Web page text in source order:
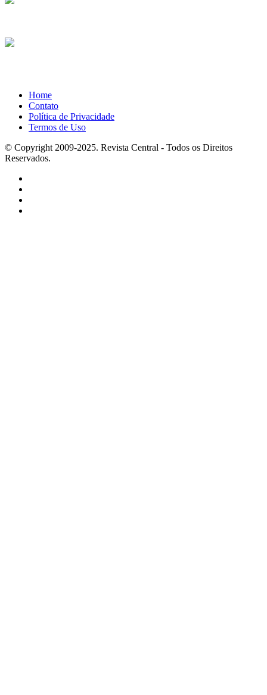
Home
Contato
Política de Privacidade
Termos de Uso
© Copyright 2009-2025. Revista Central - Todos os Direitos
Reservados.